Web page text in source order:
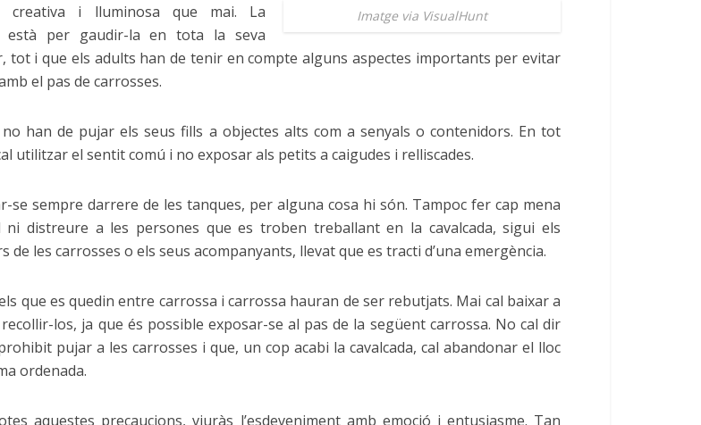
Imatge via VisualHunt
creativa i lluminosa que mai. La
està per gaudir-la en tota la seva
tot i que els adults han de tenir en compte alguns aspectes importants per evitar
el pas de carrosses.
no han de pujar els seus fills a objectes alts com a senyals o contenidors. En tot
utilitzar el sentit comú i no exposar als petits a caigudes i relliscades.
se sempre darrere de les tanques, per alguna cosa hi són. Tampoc fer cap mena
ni distreure a les persones que es troben treballant en la cavalcada, sigui els
de les carrosses o els seus acompanyants, llevat que es tracti d’una emergència.
que es quedin entre carrossa i carrossa hauran de ser rebutjats. Mai cal baixar a
los, ja que és possible exposar-se al pas de la següent carrossa. No cal dir
pujar a les carrosses i que, un cop acabi la cavalcada, cal abandonar el lloc
ordenada.
aquestes precaucions, viuràs l’esdeveniment amb emoció i entusiasme. Tan